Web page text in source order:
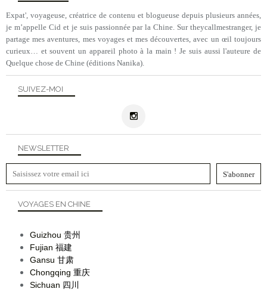
NEWSLETTER
SUIVEZ-MOI
Expat', voyageuse, créatrice de contenu et blogueuse depuis plusieurs années,
je m’appelle Cid et je suis passionnée par la Chine. Sur theycallmestranger, je
partage mes aventures, mes voyages et mes découvertes, avec un œil toujours
curieux… et souvent un appareil photo à la main ! Je suis aussi l'auteure de
Quelque chose de Chine (éditions Nanika).
VOYAGES EN CHINE
Guizhou 贵州
Fujian 福建
Gansu 甘肃
Chongqing 重庆
Sichuan 四川